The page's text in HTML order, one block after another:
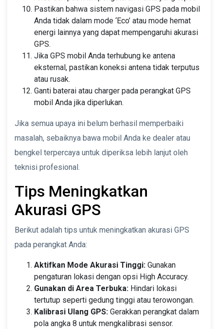
Pastikan bahwa sistem navigasi GPS pada mobil
Anda tidak dalam mode ‘Eco’ atau mode hemat
energi lainnya yang dapat mempengaruhi akurasi
GPS.
Jika GPS mobil Anda terhubung ke antena
eksternal, pastikan koneksi antena tidak terputus
atau rusak.
Ganti baterai atau charger pada perangkat GPS
mobil Anda jika diperlukan.
Jika semua upaya ini belum berhasil memperbaiki
masalah, sebaiknya bawa mobil Anda ke dealer atau
bengkel terpercaya untuk diperiksa lebih lanjut oleh
teknisi profesional.
Tips Meningkatkan
Akurasi GPS
Berikut adalah tips untuk meningkatkan akurasi GPS
pada perangkat Anda:
Aktifkan Mode Akurasi Tinggi: Gunakan
pengaturan lokasi dengan opsi High Accuracy.
Gunakan di Area Terbuka: Hindari lokasi
tertutup seperti gedung tinggi atau terowongan.
Kalibrasi Ulang GPS: Gerakkan perangkat dalam
pola angka 8 untuk mengkalibrasi sensor.